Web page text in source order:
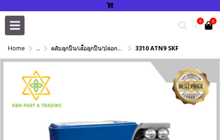
0 0
Home ... ตลับลูกปืน/เสื้อลูกปืน/ปลอกปรับเพลา/แหวนกำหนด/เพลาฮาร์ดโครม 3310 ATN9 SKF